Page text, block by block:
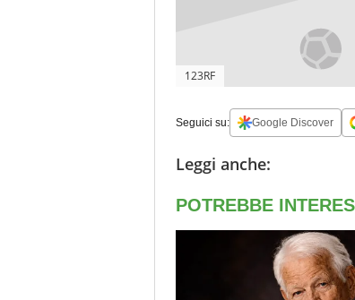
123RF
Seguici su: Google Discover
Leggi anche: